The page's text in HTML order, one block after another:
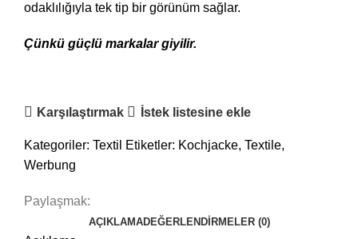
odaklılığıyla tek tip bir görünüm sağlar.
Çünkü güçlü markalar giyilir.
Karşılaştırmak İstek listesine ekle
Kategoriler: Textil Etiketler: Kochjacke, Textile,
Werbung
Paylaşmak:
AÇIKLAMADEĞERLENDIRMELER (0)